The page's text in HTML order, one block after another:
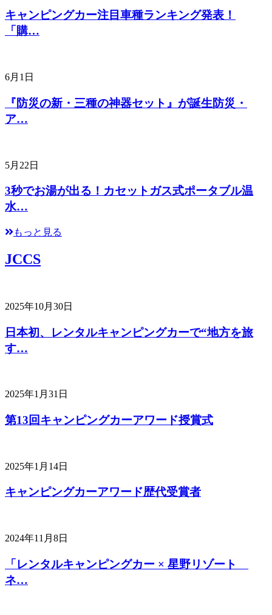
キャンピングカー注目車種ランキング発表！
「購…
6月1日
『防災の新・三種の神器セット』が誕生防災・
ア…
5月22日
3秒でお湯が出る！カセットガス式ポータブル温
水…
もっと見る
JCCS
2025年10月30日
日本初、レンタルキャンピングカーで“地方を旅
す…
2025年1月31日
第13回キャンピングカーアワード授賞式
2025年1月14日
キャンピングカーアワード歴代受賞者
2024年11月8日
「レンタルキャンピングカー × 星野リゾート
ネ…